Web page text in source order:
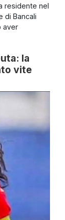
residente nel
di Bancali
aver
la
vite